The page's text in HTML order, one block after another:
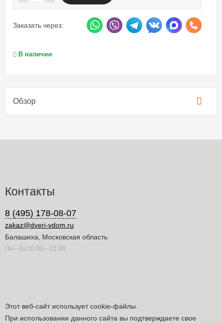
Заказать через:
В наличии
Обзор
Контакты
8 (495) 178-08-07
zakaz@dveri-vdom.ru
Балашиха, Московская область
Пн—Вс10:00—21:00
Этот веб-сайт использует cookie-файлы.
При использовании данного сайта вы подтверждаете свое